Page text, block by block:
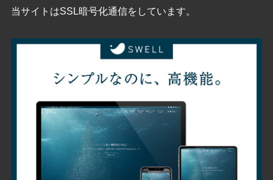
当サイトはSSL暗号化通信をしています。